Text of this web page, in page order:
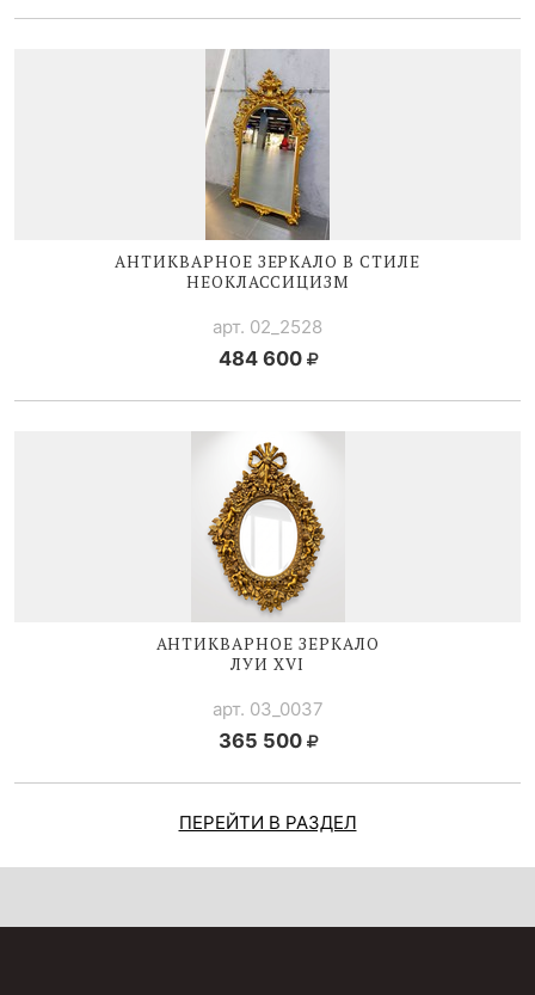
АНТИКВАРНОЕ ЗЕРКАЛО В СТИЛЕ
НЕОКЛАССИЦИЗМ
арт. 02_2528
484 600
АНТИКВАРНОЕ ЗЕРКАЛО
ЛУИ XVI
арт. 03_0037
365 500
ПЕРЕЙТИ В РАЗДЕЛ